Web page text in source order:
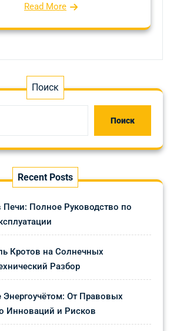
Read More
Поиск
Поиск
Recent Posts
Полное Руководство по
Кротов на Солнечных
Разбор
Энергоучётом: От Правовых
Инноваций и Рисков